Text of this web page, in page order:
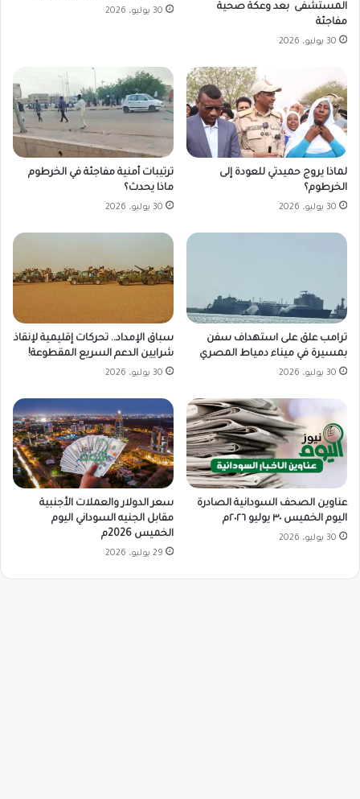
المستشفى بعد وعكة صحية
مفاجئة
30 يوليو، 2026
30 يوليو، 2026
لماذا يروج حميدتي للعودة إلى
الخرطوم؟
30 يوليو، 2026
ترتيبات أمنية مفاجئة في الخرطوم
ماذا يحدث؟
30 يوليو، 2026
ترامب علق على استهداف سفن
بمسيرة في ميناء دمياط المصري
30 يوليو، 2026
سباق الإمداد.. تحركات إقليمية لإنقاذ
شرايين الدعم السريع المقطوعة!
30 يوليو، 2026
عناوين الصحف السودانية الصادرة
اليوم الخميس ٣٠ يوليو ٢٠٢٦م
30 يوليو، 2026
سعر الدولار والعملات الأجنبية
مقابل الجنيه السوداني اليوم
الخميس 2026م
29 يوليو، 2026